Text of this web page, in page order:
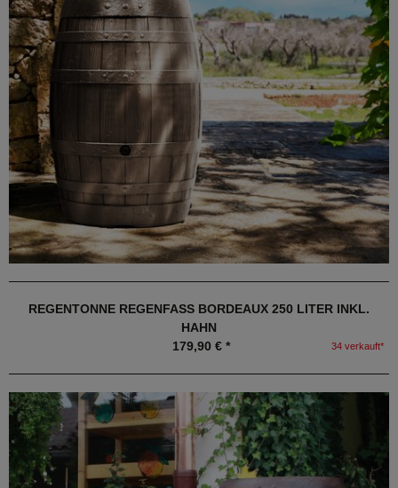
REGENTONNE REGENFASS BORDEAUX 250 LITER INKL.
HAHN
179,90 € *
34 verkauft*